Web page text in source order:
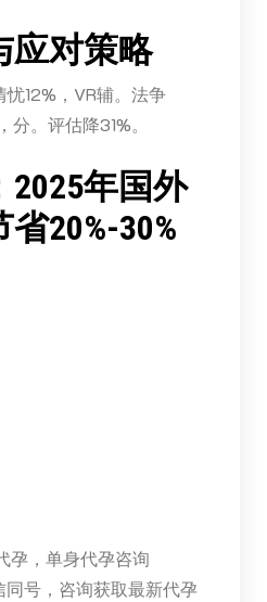
应对策略
12%，VR辅。法争
。评估降31%。
年国外
20%-30%
孕，单身代孕咨询
号，咨询获取最新代孕